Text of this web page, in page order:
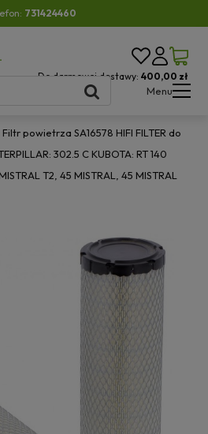
731424460
Do darmowej dostawy: 400,00 zł
Menu
Filtr powietrza SA16578 HIFI FILTER do
302.5 C KUBOTA: RT 140
T2, 45 MISTRAL, 45 MISTRAL